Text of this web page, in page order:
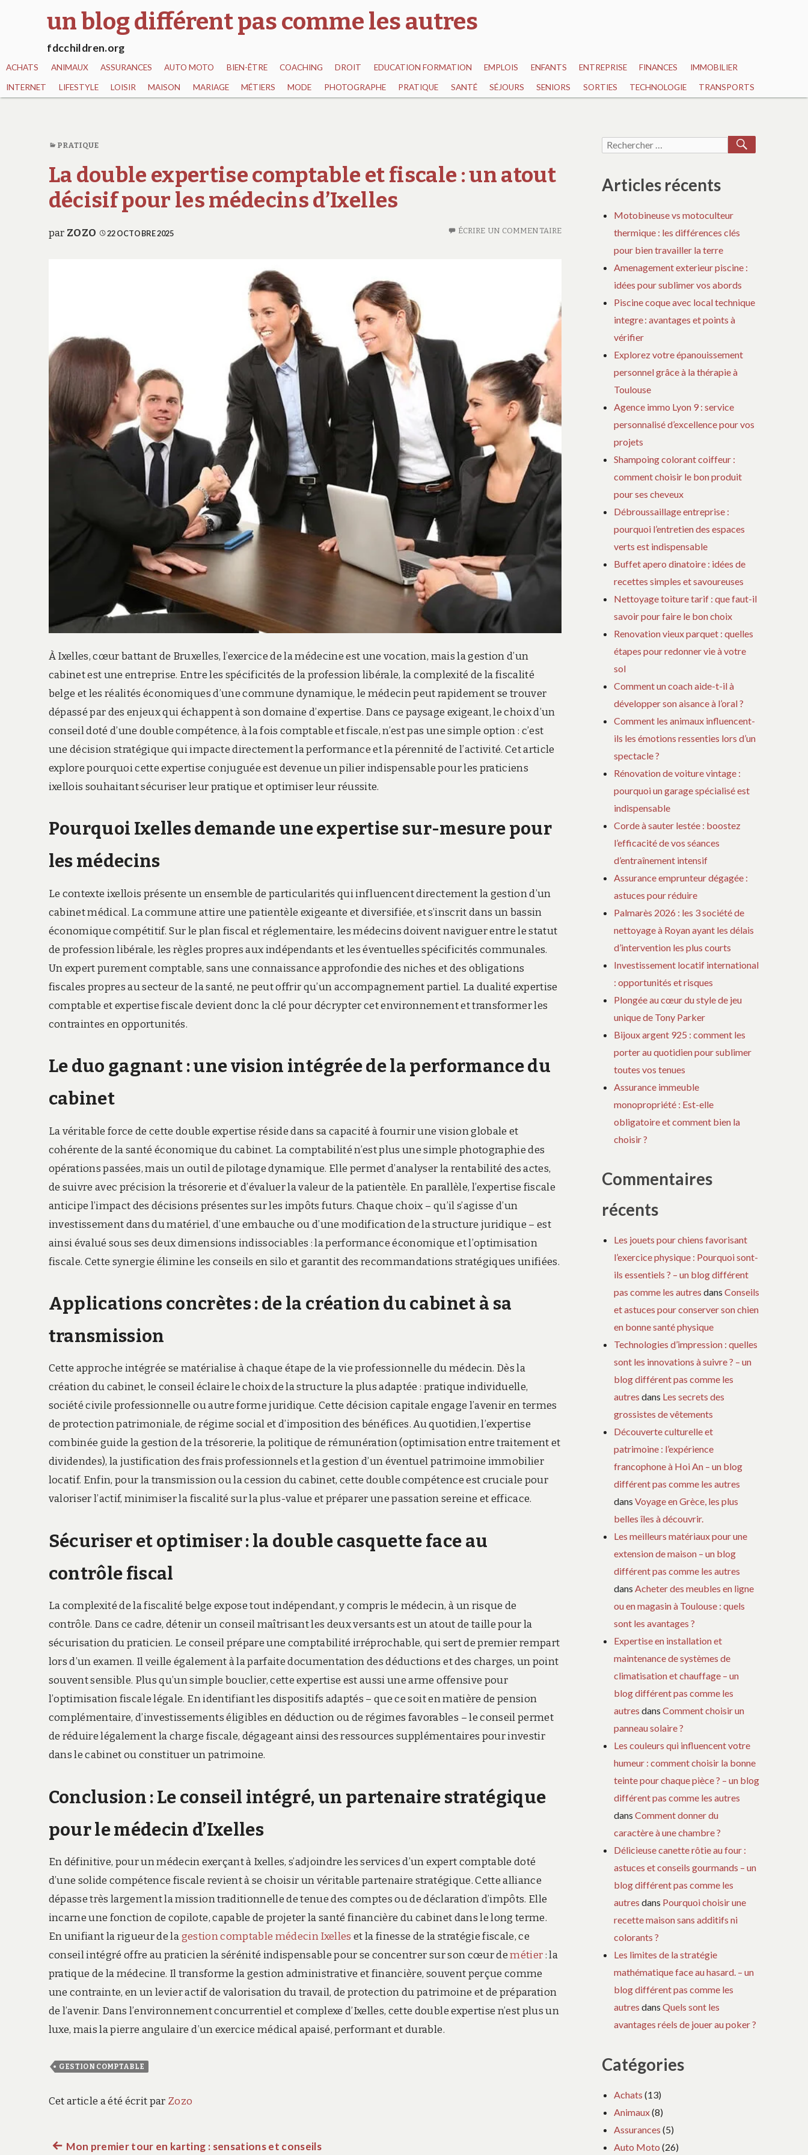
un blog différent pas comme les autres
fdcchildren.org
ACHATS ANIMAUX ASSURANCES AUTO MOTO BIEN-ÊTRE COACHING DROIT EDUCATION FORMATION EMPLOIS ENFANTS ENTREPRISE FINANCES IMMOBILIER
INTERNET LIFESTYLE LOISIR MAISON MARIAGE MÉTIERS MODE PHOTOGRAPHE PRATIQUE SANTÉ SÉJOURS SENIORS SORTIES TECHNOLOGIE TRANSPORTS
PRATIQUE
La double expertise comptable et fiscale : un atout
décisif pour les médecins d’Ixelles
par ZOZO 22 OCTOBRE 2025 ÉCRIRE UN COMMENTAIRE
À Ixelles, cœur battant de Bruxelles, l’exercice de la médecine est une vocation, mais la gestion d’un
cabinet est une entreprise. Entre les spécificités de la profession libérale, la complexité de la fiscalité
belge et les réalités économiques d’une commune dynamique, le médecin peut rapidement se trouver
dépassé par des enjeux qui échappent à son domaine d’expertise. Dans ce paysage exigeant, le choix d’un
conseil doté d’une double compétence, à la fois comptable et fiscale, n’est pas une simple option : c’est
une décision stratégique qui impacte directement la performance et la pérennité de l’activité. Cet article
explore pourquoi cette expertise conjuguée est devenue un pilier indispensable pour les praticiens
ixellois souhaitant sécuriser leur pratique et optimiser leur réussite.
Pourquoi Ixelles demande une expertise sur-mesure pour
les médecins
Le contexte ixellois présente un ensemble de particularités qui influencent directement la gestion d’un
cabinet médical. La commune attire une patientèle exigeante et diversifiée, et s’inscrit dans un bassin
économique compétitif. Sur le plan fiscal et réglementaire, les médecins doivent naviguer entre le statut
de profession libérale, les règles propres aux indépendants et les éventuelles spécificités communales.
Un expert purement comptable, sans une connaissance approfondie des niches et des obligations
fiscales propres au secteur de la santé, ne peut offrir qu’un accompagnement partiel. La dualité expertise
comptable et expertise fiscale devient donc la clé pour décrypter cet environnement et transformer les
contraintes en opportunités.
Le duo gagnant : une vision intégrée de la performance du
cabinet
La véritable force de cette double expertise réside dans sa capacité à fournir une vision globale et
cohérente de la santé économique du cabinet. La comptabilité n’est plus une simple photographie des
opérations passées, mais un outil de pilotage dynamique. Elle permet d’analyser la rentabilité des actes,
de suivre avec précision la trésorerie et d’évaluer la valeur de la patientèle. En parallèle, l’expertise fiscale
anticipe l’impact des décisions présentes sur les impôts futurs. Chaque choix – qu’il s’agisse d’un
investissement dans du matériel, d’une embauche ou d’une modification de la structure juridique – est
ainsi évalué sous ses deux dimensions indissociables : la performance économique et l’optimisation
fiscale. Cette synergie élimine les conseils en silo et garantit des recommandations stratégiques unifiées.
Applications concrètes : de la création du cabinet à sa
transmission
Cette approche intégrée se matérialise à chaque étape de la vie professionnelle du médecin. Dès la
création du cabinet, le conseil éclaire le choix de la structure la plus adaptée : pratique individuelle,
société civile professionnelle ou autre forme juridique. Cette décision capitale engage l’avenir en termes
de protection patrimoniale, de régime social et d’imposition des bénéfices. Au quotidien, l’expertise
combinée guide la gestion de la trésorerie, la politique de rémunération (optimisation entre traitement et
dividendes), la justification des frais professionnels et la gestion d’un éventuel patrimoine immobilier
locatif. Enfin, pour la transmission ou la cession du cabinet, cette double compétence est cruciale pour
valoriser l’actif, minimiser la fiscalité sur la plus-value et préparer une passation sereine et efficace.
Sécuriser et optimiser : la double casquette face au
contrôle fiscal
La complexité de la fiscalité belge expose tout indépendant, y compris le médecin, à un risque de
contrôle. Dans ce cadre, détenir un conseil maîtrisant les deux versants est un atout de taille pour la
sécurisation du praticien. Le conseil prépare une comptabilité irréprochable, qui sert de premier rempart
lors d’un examen. Il veille également à la parfaite documentation des déductions et des charges, un point
souvent sensible. Plus qu’un simple bouclier, cette expertise est aussi une arme offensive pour
l’optimisation fiscale légale. En identifiant les dispositifs adaptés – que ce soit en matière de pension
complémentaire, d’investissements éligibles en déduction ou de régimes favorables – le conseil permet
de réduire légalement la charge fiscale, dégageant ainsi des ressources supplémentaires pour investir
dans le cabinet ou constituer un patrimoine.
Conclusion : Le conseil intégré, un partenaire stratégique
pour le médecin d’Ixelles
En définitive, pour un médecin exerçant à Ixelles, s’adjoindre les services d’un expert comptable doté
d’une solide compétence fiscale revient à se choisir un véritable partenaire stratégique. Cette alliance
dépasse très largement la mission traditionnelle de tenue des comptes ou de déclaration d’impôts. Elle
incarne une fonction de copilote, capable de projeter la santé financière du cabinet dans le long terme.
En unifiant la rigueur de lagestion comptable médecin Ixelles et la finesse de la stratégie fiscale, ce
conseil intégré offre au praticien la sérénité indispensable pour se concentrer sur son cœur demétier: la
pratique de la médecine. Il transforme la gestion administrative et financière, souvent perçue comme
une contrainte, en un levier actif de valorisation du travail, de protection du patrimoine et de préparation
de l’avenir. Dans l’environnement concurrentiel et complexe d’Ixelles, cette double expertise n’est plus un
luxe, mais la pierre angulaire d’un exercice médical apaisé, performant et durable.
GESTION COMPTABLE
Cet article a été écrit par Zozo
Article
Mon premier tour en karting : sensations et conseils
Recherche
Articles récents
Motobineuse vs motoculteur
thermique : les différences clés
pour bien travailler la terre
Amenagement exterieur piscine :
idées pour sublimer vos abords
Piscine coque avec local technique
integre : avantages et points à
vérifier
Explorez votre épanouissement
personnel grâce à la thérapie à
Toulouse
Agence immo Lyon 9 : service
personnalisé d’excellence pour vos
projets
Shampoing colorant coiffeur :
comment choisir le bon produit
pour ses cheveux
Débroussaillage entreprise :
pourquoi l’entretien des espaces
verts est indispensable
Buffet apero dinatoire : idées de
recettes simples et savoureuses
Nettoyage toiture tarif : que faut-il
savoir pour faire le bon choix
Renovation vieux parquet : quelles
étapes pour redonner vie à votre
sol
Comment un coach aide-t-il à
développer son aisance à l’oral ?
Comment les animaux influencent-
ils les émotions ressenties lors d’un
spectacle ?
Rénovation de voiture vintage :
pourquoi un garage spécialisé est
indispensable
Corde à sauter lestée : boostez
l’efficacité de vos séances
d’entraînement intensif
Assurance emprunteur dégagée :
astuces pour réduire
Palmarès 2026 : les 3 société de
nettoyage à Royan ayant les délais
d’intervention les plus courts
Investissement locatif international
: opportunités et risques
Plongée au cœur du style de jeu
unique de Tony Parker
Bijoux argent 925 : comment les
porter au quotidien pour sublimer
toutes vos tenues
Assurance immeuble
monopropriété : Est-elle
obligatoire et comment bien la
choisir ?
Commentaires
récents
Les jouets pour chiens favorisant
l’exercice physique : Pourquoi sont-
ils essentiels ? – un blog différent
pas comme les autres dansConseils
et astuces pour conserver son chien
en bonne santé physique
Technologies d’impression : quelles
sont les innovations à suivre ? – un
blog différent pas comme les
autres dans Les secrets des
grossistes de vêtements
Découverte culturelle et
patrimoine : l’expérience
francophone à Hoi An – un blog
différent pas comme les autres
dansVoyage en Grèce, les plus
belles îles à découvrir.
Les meilleurs matériaux pour une
extension de maison – un blog
différent pas comme les autres
dansAcheter des meubles en ligne
ou en magasin à Toulouse : quels
sont les avantages ?
Expertise en installation et
maintenance de systèmes de
climatisation et chauffage – un
blog différent pas comme les
autres dansComment choisir un
panneau solaire ?
Les couleurs qui influencent votre
humeur : comment choisir la bonne
teinte pour chaque pièce ? – un blog
différent pas comme les autres
dansComment donner du
caractère à une chambre ?
Délicieuse canette rôtie au four :
astuces et conseils gourmands – un
blog différent pas comme les
autres dans Pourquoi choisir une
recette maison sans additifs ni
colorants ?
Les limites de la stratégie
mathématique face au hasard. – un
blog différent pas comme les
autres dansQuels sont les
avantages réels de jouer au poker ?
Catégories
Achats (13)
Animaux(8)
Assurances (5)
Auto Moto (26)